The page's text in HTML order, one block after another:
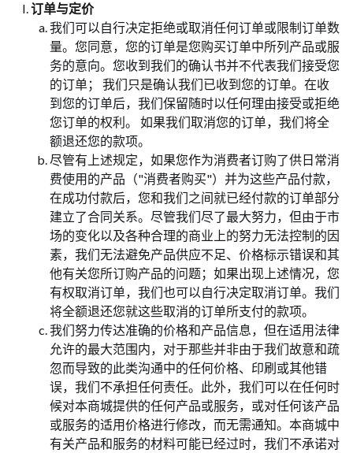
订单与定价
我们可以自行决定拒绝或取消任何订单或限制订单数
量。您同意，您的订单是您购买订单中所列产品或服
务的意向。您收到我们的确认书并不代表我们接受您
的订单； 我们只是确认我们已收到您的订单。在收
到您的订单后，我们保留随时以任何理由接受或拒绝
您订单的权利。 如果我们取消您的订单，我们将全
额退还您的款项。
尽管有上述规定，如果您作为消费者订购了供日常消
费使用的产品（"消费者购买"）并为这些产品付款，
在成功付款后，您和我们之间就已经付款的订单部分
建立了合同关系。尽管我们尽了最大努力，但由于市
场的变化以及各种合理的商业上的努力无法控制的因
素，我们无法避免产品供应不足、价格标示错误和其
他有关您所订购产品的问题；如果出现上述情况，您
有权取消订单，我们也可以自行决定取消订单。我们
将全额退还您就这些取消的订单所支付的款项。
我们努力传达准确的价格和产品信息，但在适用法律
允许的最大范围内，对于那些并非由于我们故意和疏
忽而导致的此类沟通中的任何价格、印刷或其他错
误，我们不承担任何责任。此外，我们可以在任何时
候对本商城提供的任何产品或服务，或对任何该产品
或服务的适用价格进行修改，而无需通知。本商城中
有关产品和服务的材料可能已经过时，我们不承诺对